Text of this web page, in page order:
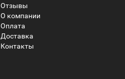
Отзывы
О компании
Оплата
Доставка
Контакты